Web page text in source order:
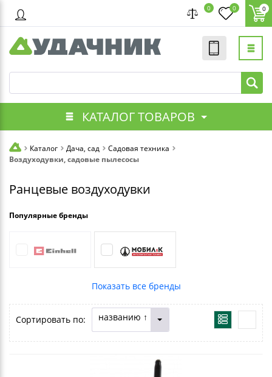
0 0 0
КАТАЛОГ ТОВАРОВ
Каталог Дача, сад
Садовая техника
Воздуходувки, садовые пылесосы
Ранцевые воздуходувки
Популярные бренды
Сортировать по: названию ↑